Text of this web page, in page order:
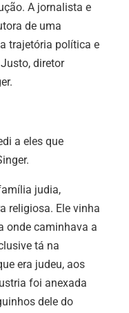
A jornalista e
de uma
trajetória política e
diretor
a eles que
judia,
religiosa. Ele vinha
onde caminhava a
tá na
era judeu, aos
foi anexada
dele do